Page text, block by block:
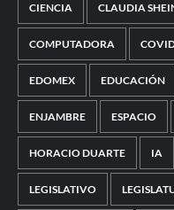
CIENCIA CLAUDIA
COMPUTADORA
EDOMEX EDUCACIÓN
ENJAMBRE ESPACIO
HORACIO DUARTE IA
LEGISLATIVO